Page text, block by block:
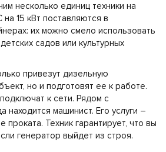
несколько единиц техники на
15 кВт поставляются в
их можно смело использовать
садов или культурных
привезут дизельную
но и подготовят ее к работе.
к сети. Рядом с
находится машинист. Его услуги –
проката. Техник гарантирует, что вы
генератор выйдет из строя.